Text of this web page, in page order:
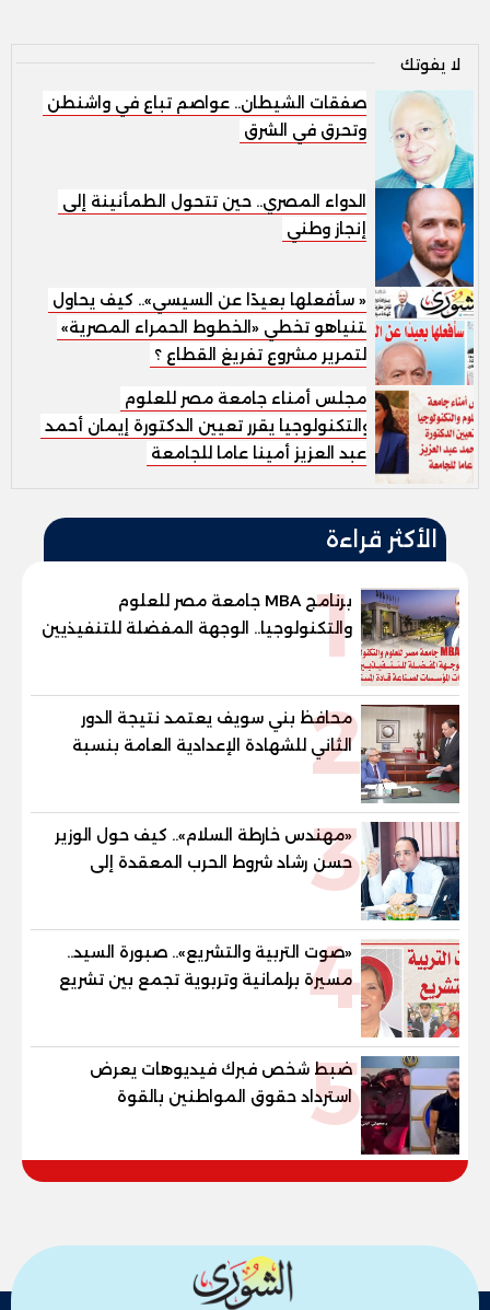
لا يفوتك
صفقات الشيطان.. عواصم تباع في واشنطن
وتحرق في الشرق
الدواء المصري.. حين تتحول الطمأنينة إلى
إنجاز وطني
« سأفعلها بعيدًا عن السيسي».. كيف يحاول
نتنياهو تخطي «الخطوط الحمراء المصرية»
لتمرير مشروع تفريغ القطاع ؟
مجلس أمناء جامعة مصر للعلوم
والتكنولوجيا يقرر تعيين الدكتورة إيمان أحمد
عبد العزيز أمينا عاما للجامعة
الأكثر قراءة
1
برنامج MBA جامعة مصر للعلوم
والتكنولوجيا.. الوجهة المفضلة للتنفيذيين
وقيادات المؤسسات لصناعة قادة
2
محافظ بني سويف يعتمد نتيجة الدور
الثاني للشهادة الإعدادية العامة بنسبة
والنور للمكفوفين
3
«مهندس خارطة السلام».. كيف حول الوزير
حسن رشاد شروط الحرب المعقدة إلى
"خارطة طريق" للانسحاب والإعمار؟
4
«صوت التربية والتشريع».. صبورة السيد..
مسيرة برلمانية وتربوية تجمع بين تشريع
القوانين وصناعة الأجيال لبناء الإنسان
5
ضبط شخص فبرك فيديوهات يعرض
استرداد حقوق المواطنين بالقوة